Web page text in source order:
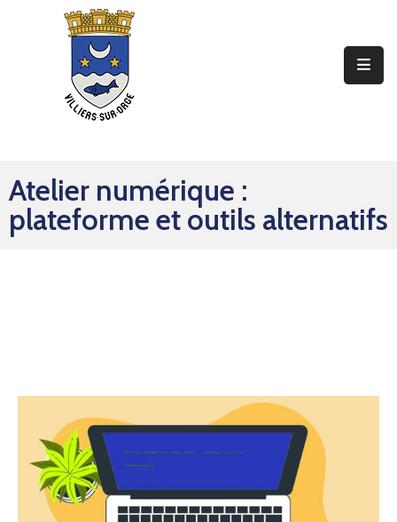
Mes
Sorties
Atelier numérique :
plateforme et outils alternatifs